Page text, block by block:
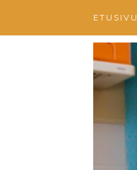
ETUSIVU